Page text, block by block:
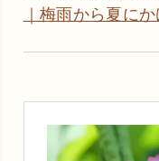
｜梅雨から夏に